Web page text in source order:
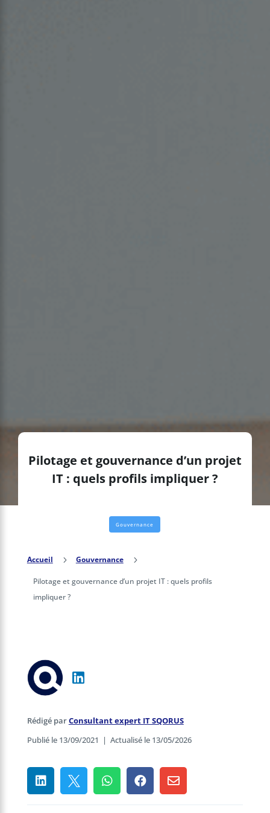
Pilotage et gouvernance d’un projet
IT : quels profils impliquer ?
Gouvernance
Accueil 5 Gouvernance 5
Pilotage et gouvernance d’un projet IT : quels profils
impliquer ?
Rédigé parConsultant expert IT SQORUS
Publié le 13/09/2021 | Actualisé le 13/05/2026
    